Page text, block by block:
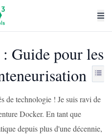
Guide pour les
de technologie ! Je suis ravi de
Docker. En tant que
depuis plus d'une décennie,